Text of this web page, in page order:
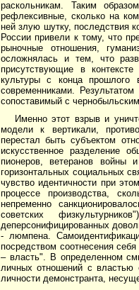
раскольникам. Таким
рефлексивные, сколько на
ней злую шутку, последствия
России привели к тому, что
рыночные отношения,
осложнялась и тем, что
присутствующие в
культуры с конца прошлого
современниками.
сопоставимый с
Именно этот взрыв и
модели к вертикали,
перестал быть субъектом
искусственное разделение
пионеров, ветеранов войны
горизонтальных социальных
чувство идентичности при
процессе производства,
непременно
советских
деперсонифицированных
- люмпена.
посредством соотнесения
– власть". В определенном
личных отношений с властью
личности демонстранта,